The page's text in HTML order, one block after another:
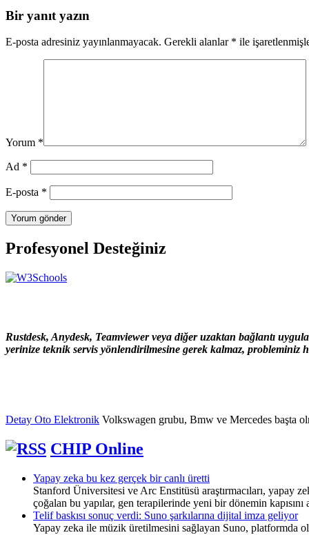
Bir yanıt yazın
E-posta adresiniz yayınlanmayacak. Gerekli alanlar * ile
Yorum *
Ad *
E-posta *
Profesyonel Desteğiniz
Rustdesk, Anydesk, Teamviewer veya diğer uzaktan bağlantı
yerinize teknik servis yönlendirilmesine gerek kalmaz, probleminiz
Detay Oto Elektronik Volkswagen grubu, Bmw ve Mercedes başta
CHIP Online
Yapay zeka bu kez gerçek bir canlı üretti
Stanford Üniversitesi ve Arc Enstitüsü araştırmacıları, yapay
çoğalan bu yapılar, gen terapilerinde yeni bir dönemin kapısını
Telif baskısı sonuç verdi: Suno şarkılarına dijital imza geliyor
Yapay zeka ile müzik üretilmesini sağlayan Suno, platformda